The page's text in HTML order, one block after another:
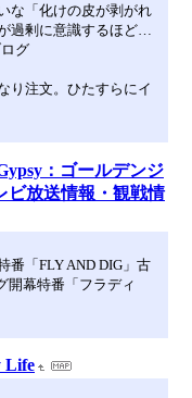
な「化けの皮が剥がれ
過剰に意識するほど…
グ
り注文。ひたすらにイ
：ゴールデンジ
ビ放送情報・観戦情
番「FLY AND DIG」古
開幕特番「フラディ
Life